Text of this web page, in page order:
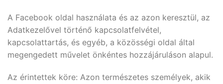
A Facebook oldal használata és az azon keresztül, az
Adatkezelővel történő kapcsolatfelvétel,
kapcsolattartás, és egyéb, a közösségi oldal által
megengedett művelet önkéntes hozzájáruláson alapul.
Az érintettek köre: Azon természetes személyek, akik